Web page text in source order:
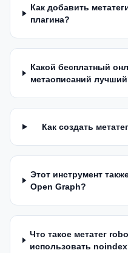
Как добавить
плагина?
Какой бесплатный
метаописаний
Как создать
Этот инструмент
Open Graph?
Что такое метатег
использовать